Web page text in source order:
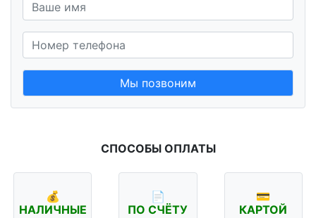
Мы позвоним
СПОСОБЫ ОПЛАТЫ
💰
НАЛИЧНЫЕ
📄
ПО СЧЁТУ
💳
КАРТОЙ